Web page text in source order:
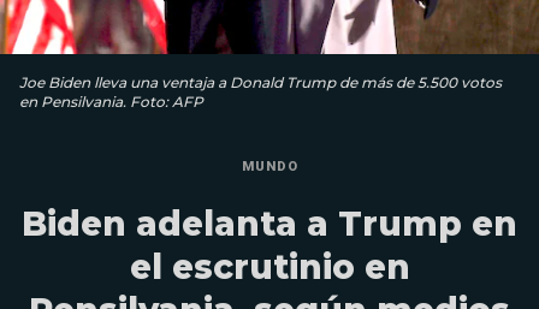
Joe Biden lleva una ventaja a Donald Trump de más de 5.500 votos
en Pensilvania. Foto: AFP
MUNDO
Biden adelanta a Trump en
el escrutinio en